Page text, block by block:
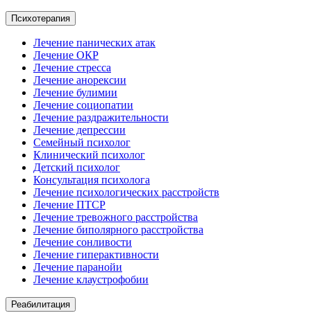
Психотерапия
Лечение панических атак
Лечение ОКР
Лечение стресса
Лечение анорексии
Лечение булимии
Лечение социопатии
Лечение раздражительности
Лечение депрессии
Семейный психолог
Клинический психолог
Детский психолог
Консультация психолога
Лечение психологических расстройств
Лечение ПТСР
Лечение тревожного расстройства
Лечение биполярного расстройства
Лечение сонливости
Лечение гиперактивности
Лечение паранойи
Лечение клаустрофобии
Реабилитация